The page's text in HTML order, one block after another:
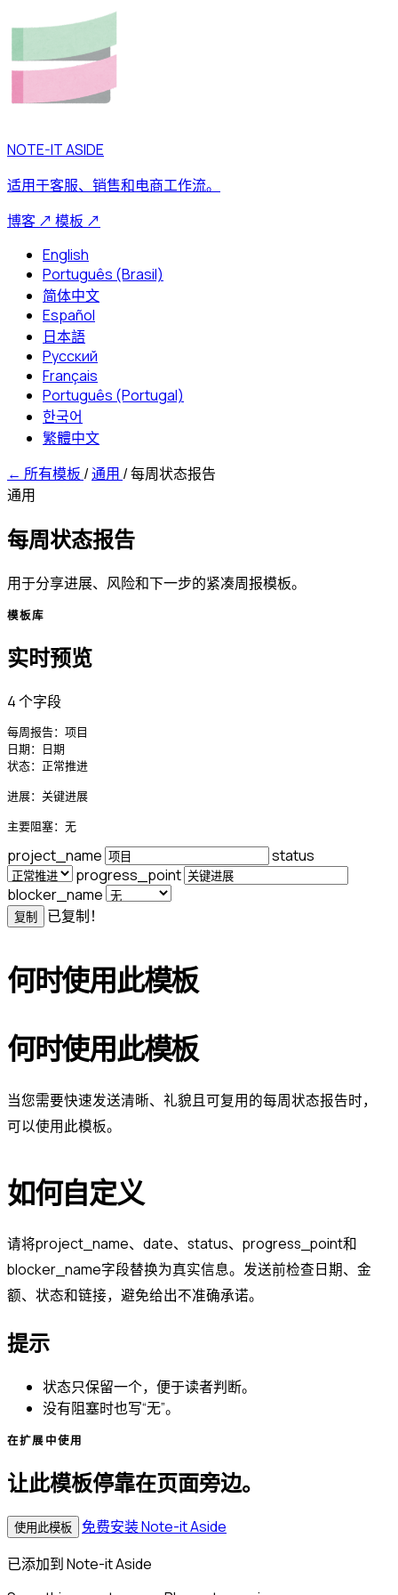
NOTE-IT ASIDE
适用于客服、销售和电商工作流。
博客 ↗ 模板 ↗
English
Português (Brasil)
简体中文
Español
日本語
Русский
Français
Português (Portugal)
한국어
繁體中文
← 所有模板 /通用 /每周状态报告
通用
每周状态报告
用于分享进展、风险和下一步的紧凑周报模板。
模板库
实时预览
4 个字段
每周报告：项目
日期：日期
状态：正常推进
进展：关键进展
主要阻塞：无
project_name
status
progress_point
blocker_name
复制 已复制！
何时使用此模板
何时使用此模板
当您需要快速发送清晰、礼貌且可复用的每周状态报告时，
可以使用此模板。
如何自定义
请将project_name、date、status、progress_point和
blocker_name字段替换为真实信息。发送前检查日期、金
额、状态和链接，避免给出不准确承诺。
提示
状态只保留一个，便于读者判断。
没有阻塞时也写“无”。
在扩展中使用
让此模板停靠在页面旁边。
使用此模板
免费安装 Note-it Aside
已添加到 Note-it Aside